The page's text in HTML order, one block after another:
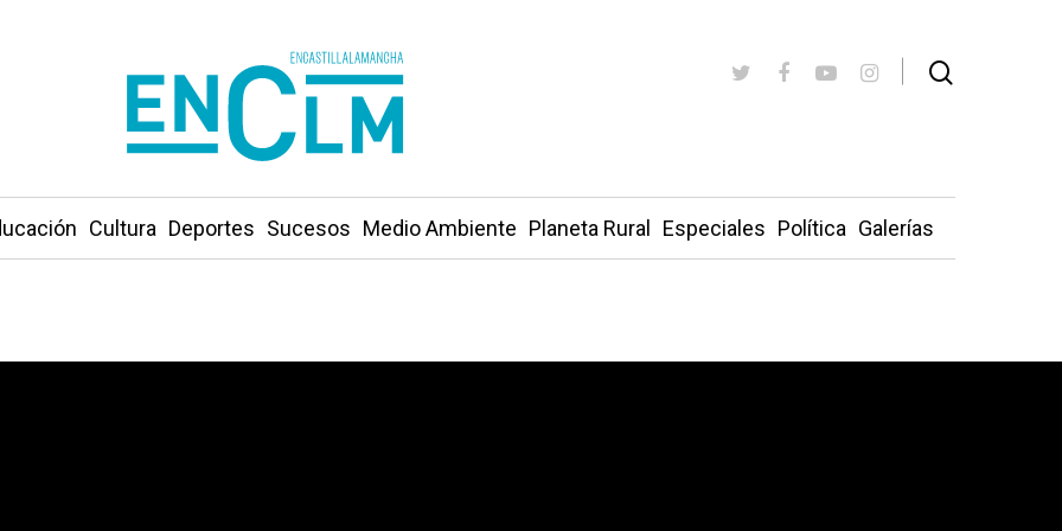
Cultura Deportes Sucesos Medio Ambiente Planeta Rural Especiales Política Galerías